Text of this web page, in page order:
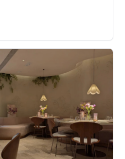
Tabelog位列東京拉麵前三名，
」，並於2022年及2025年獲得
：醬油拉麵以特調醬油調製，層
松露油及黑松露醬提升鹽與醬油
以鹽為基底，突顯食材的天然鮮
優質食材熬製，包括日本雞、
鯛魚頭、昆布及新鮮蔬菜，鮮味
條每日以五種麵粉人手製作，不
。每碗拉麵均配以四款叉燒，以
及豬肉雲吞。餐廳面積約1,200
以現代日式簡約風格為主調，
及入口處的傳統暖簾，營造出溫
逢星期一至日上午11時30分至
屋 嶋位於香港銅鑼灣糖街25-31